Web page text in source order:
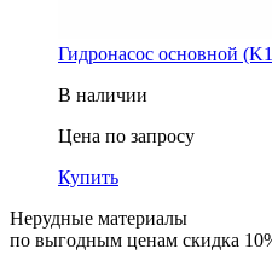
Гидронасос основной
В наличии
Цена по запросу
Купить
Нерудные материалы
по выгодным ценам скидка